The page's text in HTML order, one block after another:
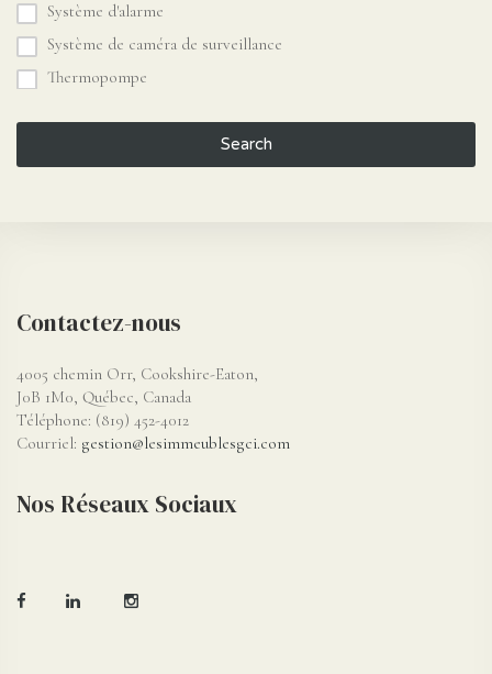
Système d'alarme
Système de caméra de surveillance
Thermopompe
Search
Contactez-nous
4005 chemin Orr, Cookshire-Eaton,
J0B 1M0, Québec, Canada
Téléphone: (819) 452-4012
Courriel: gestion@lesimmeublesgci.com
Nos Réseaux Sociaux